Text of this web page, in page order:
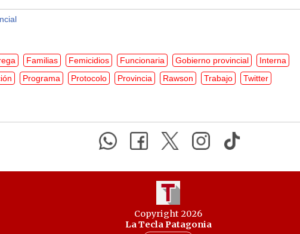
Familias Femicidios Funcionaria Gobierno provincial
Interna
Programa Protocolo Provincia Rawson Trabajo
Twitter
Copyright 2026
La Tecla Patagonia